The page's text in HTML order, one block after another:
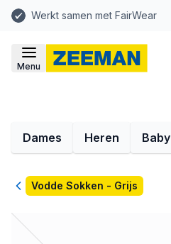
Werkt samen met FairWear
Menu
Dames Heren Baby
TerugVodde Sokken - Grijs